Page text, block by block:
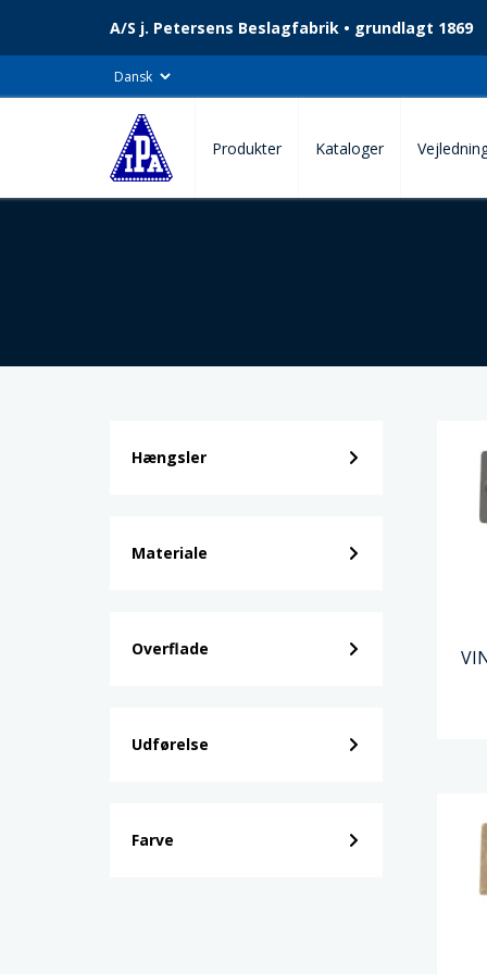
A/S j. Petersens Beslagfabrik • grundlagt 1869
Produkter Kataloger
Hængsler
Materiale
Overflade
Udførelse
Farve